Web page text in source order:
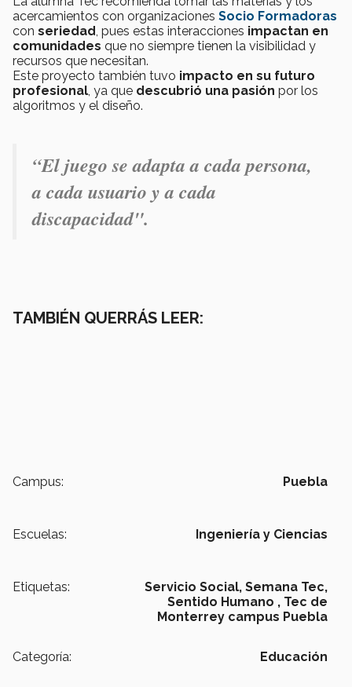
acercamientos con organizaciones Socio Formadoras
con seriedad , pues estas interacciones impactan en
comunidades que no siempre tienen la visibilidad y
recursos que necesitan.
Este proyecto también tuvo impacto en su futuro
profesional , ya que descubrió una pasión por los
algoritmos y el diseño.
“El juego se adapta a cada persona,
a cada usuario y a cada
discapacidad".
TAMBIÉN QUERRÁS LEER:
Campus: Puebla
Escuelas: Ingeniería y Ciencias
Etiquetas: Servicio Social, Semana Tec,
Sentido Humano , Tec de
Monterrey campus Puebla
Categoría: Educación